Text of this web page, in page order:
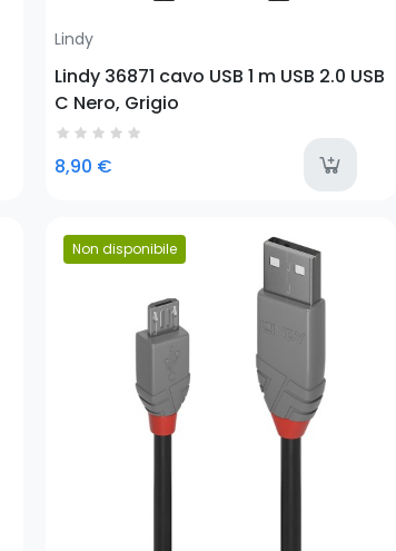
available
Lindy
Lindy 36871 cavo USB 1 m USB 2.0 USB
C Nero, Grigio
8,90 €
Non disponibile